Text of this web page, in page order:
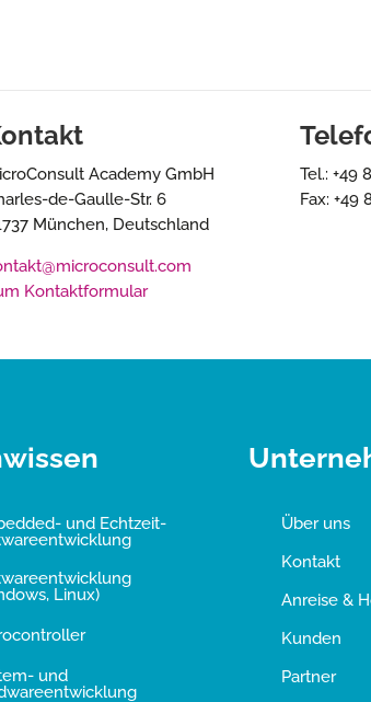
Academy GmbH
de-Gaulle-Str. 6
München, Deutschland
Kontaktformular
Tel.: +49
Fax: +49
und Echtzeit-
Linux)
und
Über uns
Kontakt
Anreise &
Kunden
Partner